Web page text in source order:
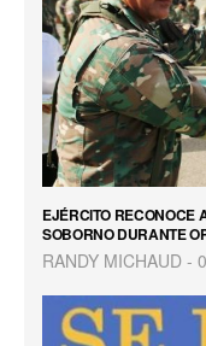
EJÉRCITO RECONOCE
SOBORNO DURANTE
RANDY MICHAUD